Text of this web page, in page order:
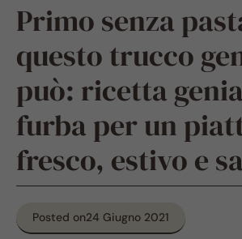
Primo senza
questo trucco
può: ricetta
furba per un
fresco, estivo e
Posted on24 Giugno 2021